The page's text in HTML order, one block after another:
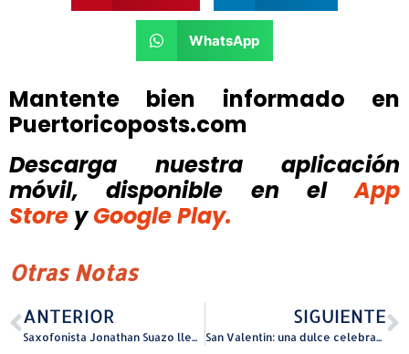
WhatsApp
Mantente bien informado en
Puertoricoposts.com
Descarga nuestra aplicación
móvil, disponible
en el
App
Store y Google Play.
Otras Notas
ANTERIOR
Saxofonista Jonathan Suazo llevará su jazz afrolatino a El Boricua
SIGUIENTE
San Valentín: una dulce celebración que puede ser peligrosa para perros y gatos